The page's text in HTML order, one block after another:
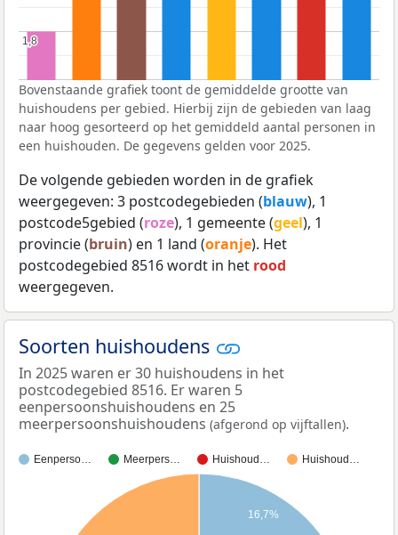
1,8
1,8
Bovenstaande grafiek toont de gemiddelde grootte van
huishoudens per gebied. Hierbij zijn de gebieden van laag
naar hoog gesorteerd op het gemiddeld aantal personen in
een huishouden. De gegevens gelden voor 2025.
De volgende gebieden worden in de grafiek
weergegeven: 3 postcodegebieden (blauw), 1
postcode5gebied (roze), 1 gemeente (geel), 1
provincie (bruin) en 1 land (oranje). Het
postcodegebied 8516 wordt in het rood
weergegeven.
Soorten huishoudens
In 2025 waren er 30 huishoudens in het
postcodegebied 8516. Er waren 5
eenpersoonshuishoudens en 25
meerpersoonshuishoudens (afgerond op vijftallen).
Eenperso… Meerpers… Huishoud… Huishoud…
16,7%